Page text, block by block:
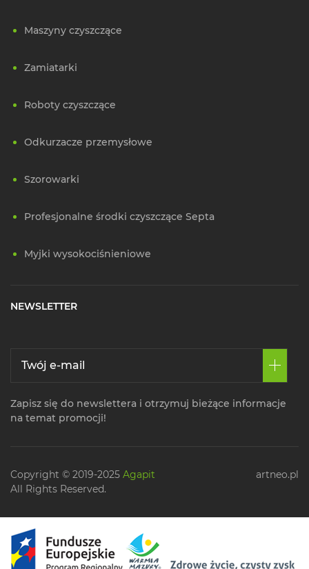
Maszyny czyszczące
Zamiatarki
Roboty czyszczące
Odkurzacze przemysłowe
Szorowarki
Profesjonalne środki czyszczące Septa
Myjki wysokociśnieniowe
NEWSLETTER
Zapisz się do newslettera i otrzymuj bieżące informacje
na temat promocji!
Copyright © 2019-2025 Agapit
All Rights Reserved.
artneo.pl